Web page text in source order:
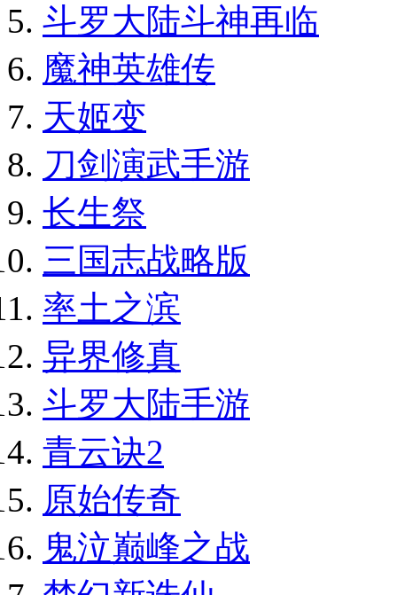
斗罗大陆斗神再临
魔神英雄传
天姬变
刀剑演武手游
长生祭
三国志战略版
率土之滨
异界修真
斗罗大陆手游
青云诀2
原始传奇
鬼泣巅峰之战